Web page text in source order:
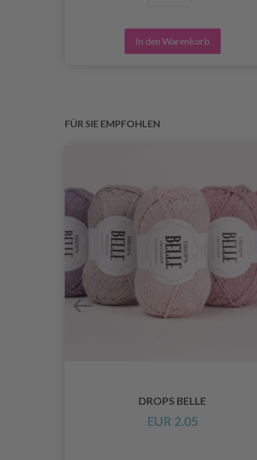
In den Warenkorb
FÜR SIE EMPFOHLEN
DROPS BELLE
EUR 2.05